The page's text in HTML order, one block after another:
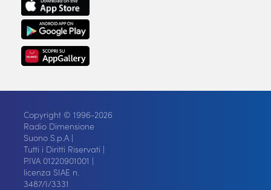
Copyright © 1996-2026
Radio Dimensione
Suono S.p.A |
Tutti i Diritti Riservati |
P.IVA 01220901001 |
licenza SIAE n.
3487/I/3331